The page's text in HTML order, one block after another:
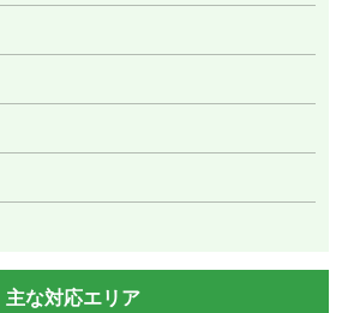
主な対応エリア